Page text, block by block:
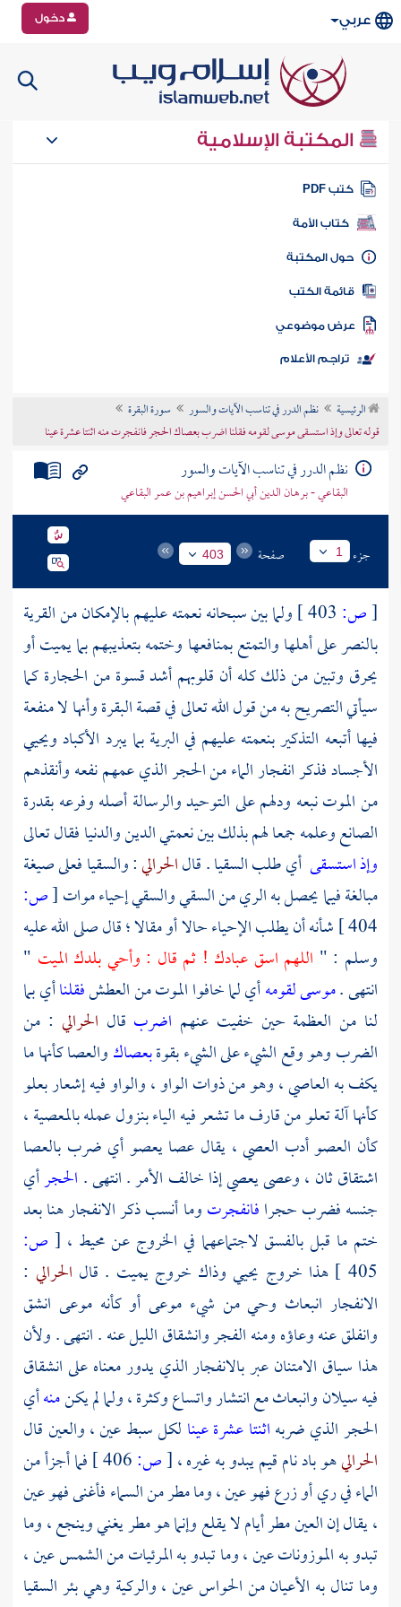
عربي دخول
المكتبة الإسلامية
كتب PDF
كتاب الأمة
المكتبة
الكتب
موضوعي
تراجم الأعلام
الرئيسية نظم الدرر في تناسب الآيات والسور
سورة البقرة
قوله تعالى وإذ استسقى موسى لقومه فقلنا اضرب بعصاك الحجر فانفجرت منه اثنتا عشرة عينا
نظم الدرر في تناسب الآيات والسور
البقاعي - برهان الدين أبي الحسن إبراهيم بن عمر البقاعي
جزء 1 صفحة 403
[ص:
ولما بين سبحانه نعمته عليهم بالإمكان من القرية
بالنصر على أهلها والتمتع بمنافعها وختمه بتعذيبهم بما يميت أو
يحرق وتبين من ذلك كله أن قلوبهم أشد قسوة من الحجارة كما
سيأتي التصريح به من قول الله تعالى في قصة البقرة وأنها لا منفعة
فيها أتبعه التذكير بنعمته عليهم في البرية بما يبرد الأكباد ويحيي
الأجساد فذكر انفجار الماء من الحجر الذي عمهم نفعه وأنقذهم
من الموت نبعه ودلهم على التوحيد والرسالة أصله وفرعه بقدرة
الصانع وعلمه جمعا لهم بذلك بين نعمتي الدين والدنيا فقال تعالى
وإذ استسقى أي طلب السقيا . قالالحرالي: والسقيا فعلى صيغة
مبالغة فيما يحصل به الري من السقي والسقي إحياء موات[ص:
404 ] شأنه أن يطلب الإحياء حالا أو مقالا ؛ قال صلى الله عليه
وسلم : " اللهم اسق عبادك ! ثم قال : وأحي بلدك الميت "
انتهى .موسى لقومهأي لما خافوا الموت من العطشفقلناأي بما
لنا من العظمة حين خفيت عنهم اضرب قال الحرالي : من
الضرب وهو وقع الشيء على الشيء بقوةبعصاكوالعصا كأنها ما
يكف به العاصي ، وهو من ذوات الواو ، والواو فيه إشعار بعلو
كأنها آلة تعلو من قارف ما تشعر فيه الياء بنزول عمله بالمعصية ،
كأن العصو أدب العصي ، يقال عصا يعصو أي ضرب بالعصا
اشتقاق ثان ، وعصى يعصي إذا خالف الأمر . انتهى . الحجرأي
جنسه فضرب حجرافانفجرتوما أنسب ذكر الانفجار هنا بعد
ختم ما قبل بالفسق لاجتماعهما في الخروج عن محيط ، [ ص:
405 ] هذا خروج يحيي وذاك خروج يميت . قال الحرالي :
الانفجار انبعاث وحي من شيء موعى أو كأنه موعى انشق
وانفلق عنه وعاؤه ومنه الفجر وانشقاق الليل عنه . انتهى . ولأن
هذا سياق الامتنان عبر بالانفجار الذي يدور معناه على انشقاق
فيه سيلان وانبعاث مع انتشار واتساع وكثرة ، ولما لم يكنمنهأي
الحجر الذي ضربهاثنتا عشرة عينا لكل سبط عين ، والعين قال
الحراليهو باد نام قيم يبدو به غيره ،[ص:
فما أجزأ من
الماء في ري أو زرع فهو عين ، وما مطر من السماء فأغنى فهو عين
، يقال إن العين مطر أيام لا يقلع وإنما هو مطر يغني وينجع ، وما
تبدو به الموزونات عين ، وما تبدو به المرئيات من الشمس عين ،
وما تنال به الأعيان من الحواس عين ، والركية وهي بئر السقيا